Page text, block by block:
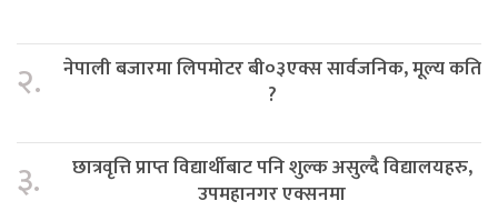
२.
नेपाली बजारमा लिपमोटर बी०३एक्स सार्वजनिक, मूल्य कति
?
३.
छात्रवृत्ति प्राप्त विद्यार्थीबाट पनि शुल्क असुल्दै विद्यालयहरु,
उपमहानगर एक्सनमा